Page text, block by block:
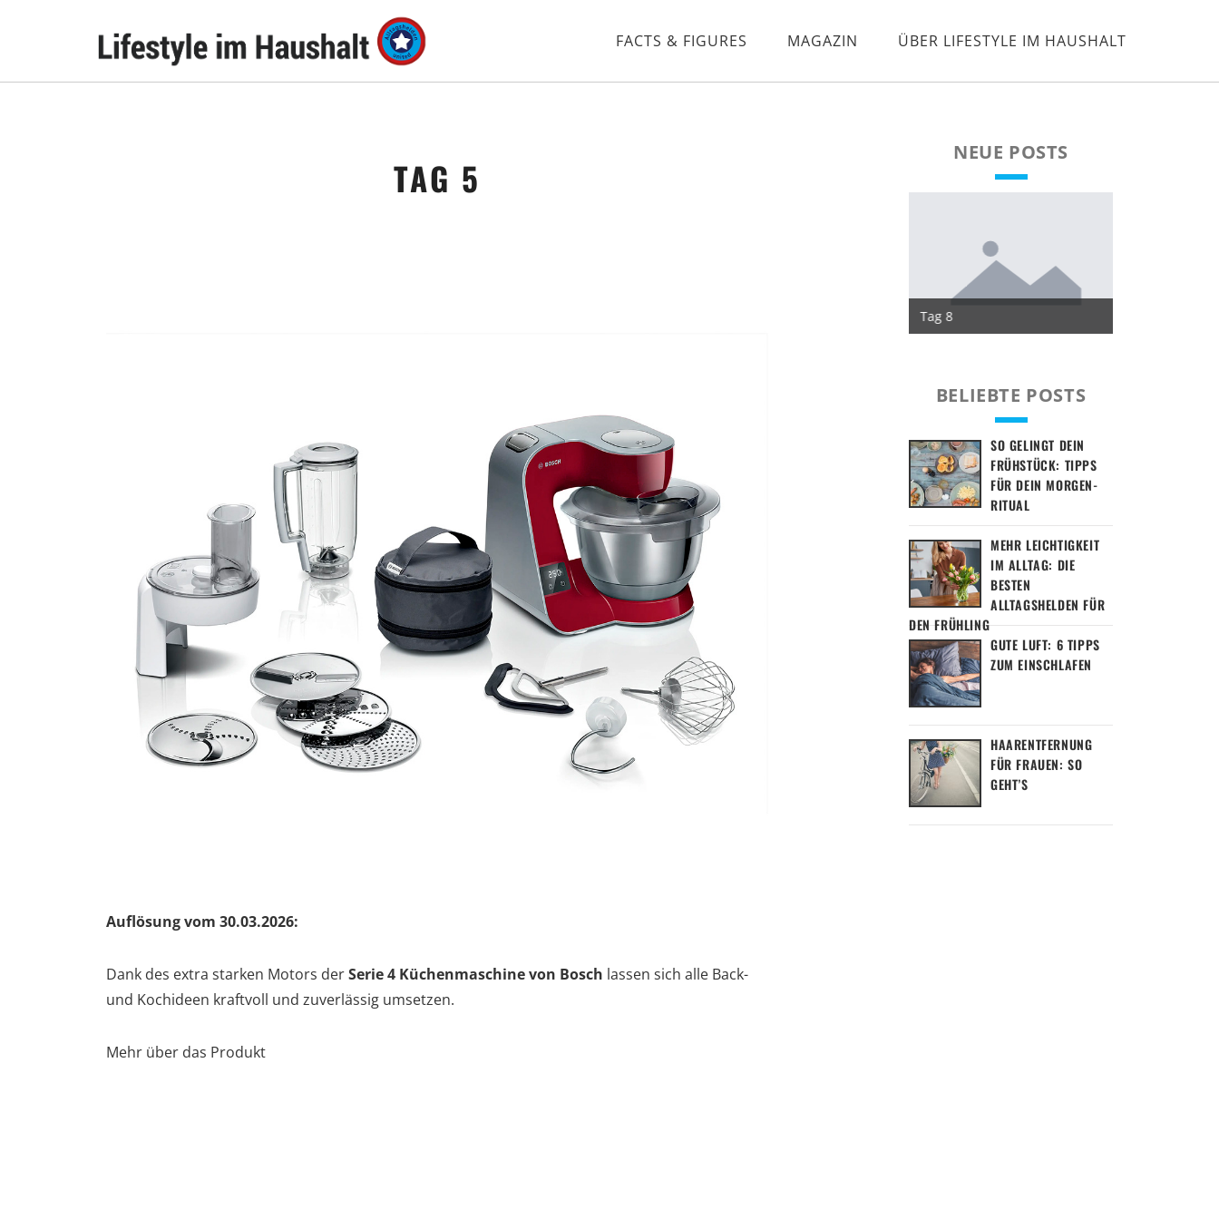
FACTS & FIGURES MAGAZIN ÜBER LIFESTYLE IM HAUSHALT
TAG 5
Auflösung vom 30.03.2026:
Dank des extra starken Motors derSerie 4 Küchenmaschine von Bosch lassen sich alle Back-
und Kochideen kraftvoll und zuverlässig umsetzen.
Mehr über das Produkt
NEUE POSTS
Tag 8
BELIEBTE POSTS
SO GELINGT DEIN
FRÜHSTÜCK: TIPPS
FÜR DEIN MORGEN-
RITUAL
MEHR LEICHTIGKEIT
IM ALLTAG: DIE
BESTEN
ALLTAGSHELDEN FÜR
DEN FRÜHLING
GUTE LUFT: 6 TIPPS
ZUM EINSCHLAFEN
HAARENTFERNUNG
FÜR FRAUEN: SO
GEHT’S